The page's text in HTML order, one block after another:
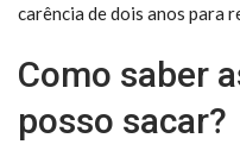
carência de dois anos para
Como saber
posso sacar?